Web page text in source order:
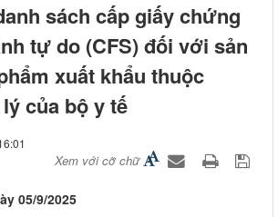
sách cấp giấy chứng
tự do (CFS) đối với sản
xuất khẩu thuộc
của bộ y tế
Xem với cỡ chữ
05/9/2025